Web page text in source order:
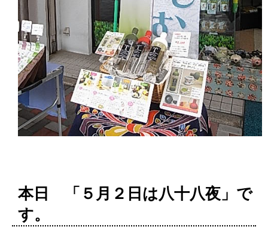
本日 「５月２日は八十八夜」で
す。